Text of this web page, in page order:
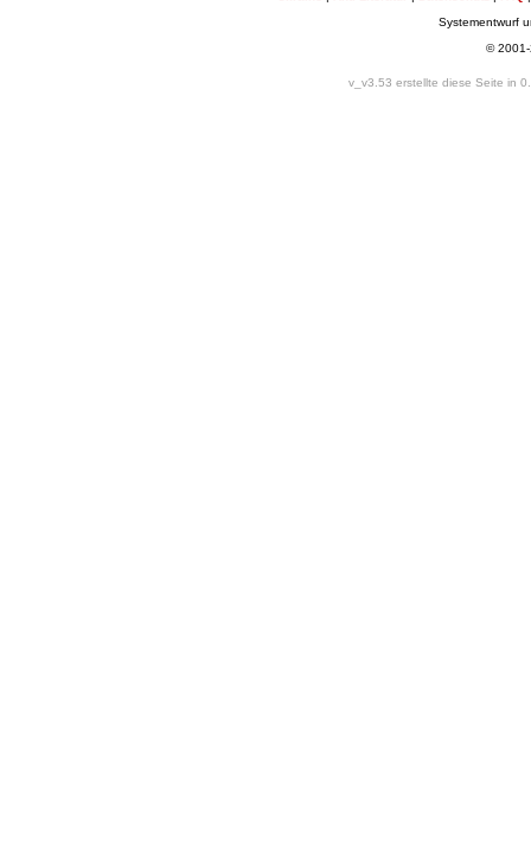
Systementwurf
©
v_v3.53 erstellte diese Seite in